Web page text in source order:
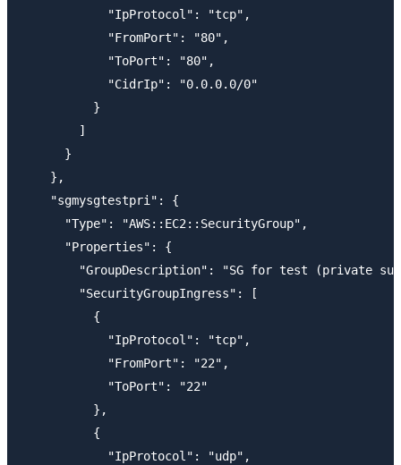
"IpProtocol": "tcp",
"FromPort": "80",
"ToPort": "80",
"CidrIp": "0.0.0.0/0"
}
]
}
},
"sgmysgtestpri": {
"Type": "AWS::EC2::SecurityGroup",
"Properties": {
"GroupDescription": "SG for test (private
"SecurityGroupIngress": [
{
"IpProtocol": "tcp",
"FromPort": "22",
"ToPort": "22"
},
{
"IpProtocol": "udp",